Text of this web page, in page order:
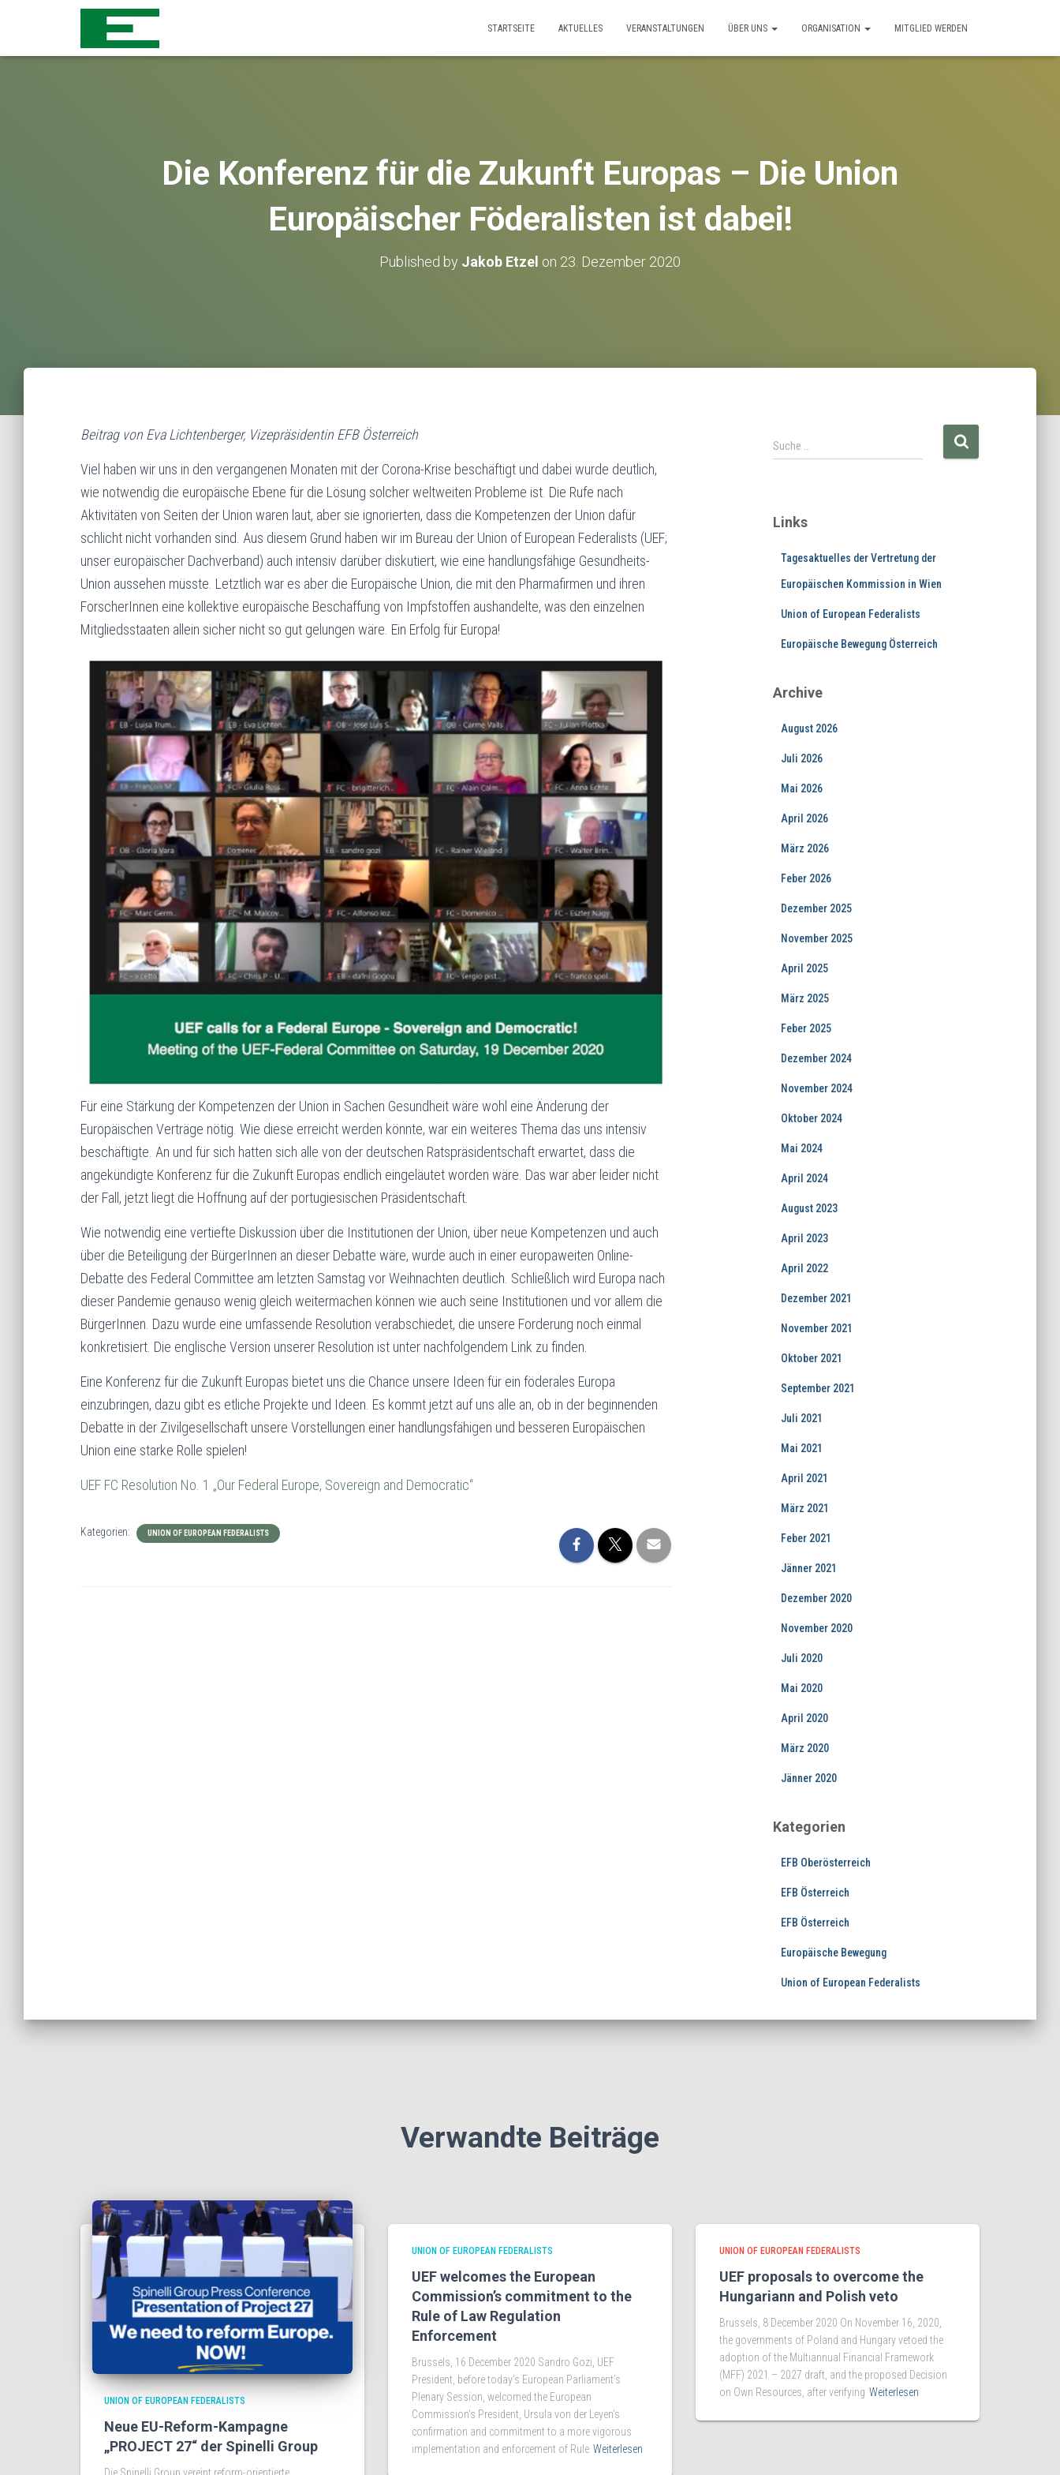
STARTSEITE AKTUELLES VERANSTALTUNGEN ÜBER UNS ORGANISATION MITGLIED WERDEN
Die Konferenz für die Zukunft Europas – Die Union
Europäischer Föderalisten ist dabei!
Published by Jakob Etzel on 23. Dezember 2020
Beitrag von Eva Lichtenberger, Vizepräsidentin EFB Österreich
Viel haben wir uns in den vergangenen Monaten mit der Corona-Krise beschäftigt und dabei wurde deutlich,
wie notwendig die europäische Ebene für die Lösung solcher weltweiten Probleme ist. Die Rufe nach
Aktivitäten von Seiten der Union waren laut, aber sie ignorierten, dass die Kompetenzen der Union dafür
schlicht nicht vorhanden sind. Aus diesem Grund haben wir im Bureau der Union of European Federalists (UEF;
unser europäischer Dachverband) auch intensiv darüber diskutiert, wie eine handlungsfähige Gesundheits-
Union aussehen müsste. Letztlich war es aber die Europäische Union, die mit den Pharmafirmen und ihren
ForscherInnen eine kollektive europäische Beschaffung von Impfstoffen aushandelte, was den einzelnen
Mitgliedsstaaten allein sicher nicht so gut gelungen wäre. Ein Erfolg für Europa!
Für eine Stärkung der Kompetenzen der Union in Sachen Gesundheit wäre wohl eine Änderung der
Europäischen Verträge nötig. Wie diese erreicht werden könnte, war ein weiteres Thema das uns intensiv
beschäftigte. An und für sich hatten sich alle von der deutschen Ratspräsidentschaft erwartet, dass die
angekündigte Konferenz für die Zukunft Europas endlich eingeläutet worden wäre. Das war aber leider nicht
der Fall, jetzt liegt die Hoffnung auf der portugiesischen Präsidentschaft.
Wie notwendig eine vertiefte Diskussion über die Institutionen der Union, über neue Kompetenzen und auch
über die Beteiligung der BürgerInnen an dieser Debatte wäre, wurde auch in einer europaweiten Online-
Debatte des Federal Committee am letzten Samstag vor Weihnachten deutlich. Schließlich wird Europa nach
dieser Pandemie genauso wenig gleich weitermachen können wie auch seine Institutionen und vor allem die
BürgerInnen. Dazu wurde eine umfassende Resolution verabschiedet, die unsere Forderung noch einmal
konkretisiert. Die englische Version unserer Resolution ist unter nachfolgendem Link zu finden.
Eine Konferenz für die Zukunft Europas bietet uns die Chance unsere Ideen für ein föderales Europa
einzubringen, dazu gibt es etliche Projekte und Ideen. Es kommt jetzt auf uns alle an, ob in der beginnenden
Debatte in der Zivilgesellschaft unsere Vorstellungen einer handlungsfähigen und besseren Europäischen
Union eine starke Rolle spielen!
UEF FC Resolution No. 1 „Our Federal Europe, Sovereign and Democratic“
Kategorien: UNION OF EUROPEAN FEDERALISTS
S
u
n
Suche …
Links
Tagesaktuelles der Vertretung der
Europäischen Kommission in Wien
Union of European Federalists
Europäische Bewegung Österreich
Archive
August 2026
Juli 2026
Mai 2026
April 2026
März 2026
Feber 2026
Dezember 2025
November 2025
April 2025
März 2025
Feber 2025
Dezember 2024
November 2024
Oktober 2024
Mai 2024
April 2024
August 2023
April 2023
April 2022
Dezember 2021
November 2021
Oktober 2021
September 2021
Juli 2021
Mai 2021
April 2021
März 2021
Feber 2021
Jänner 2021
Dezember 2020
November 2020
Juli 2020
Mai 2020
April 2020
März 2020
Jänner 2020
Kategorien
EFB Oberösterreich
EFB Österreich
EFB Österreich
Europäische Bewegung
Union of European Federalists
Verwandte Beiträge
UNION OF EUROPEAN FEDERALISTS
Neue EU-Reform-Kampagne
„PROJECT 27“ der Spinelli Group
UNION OF EUROPEAN FEDERALISTS
UEF welcomes the European
Commission’s commitment to the
Rule of Law Regulation
Enforcement
Brussels, 16 December 2020 Sandro Gozi, UEF
President, before today’s European Parliament’s
Plenary Session, welcomed the European
Commission’s President, Ursula von der Leyen’s
confirmation and commitment to a more vigorous
implementation and enforcement of Rule Weiterlesen
UNION OF EUROPEAN FEDERALISTS
UEF proposals to overcome the
Hungariann and Polish veto
Brussels, 8 December 2020 On November 16, 2020,
the governments of Poland and Hungary vetoed the
adoption of the Multiannual Financial Framework
(MFF) 2021 – 2027 draft, and the proposed Decision
on Own Resources, after verifying Weiterlesen